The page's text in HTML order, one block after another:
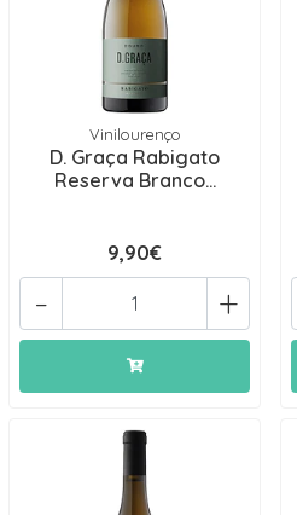
Vinilourenço
D. Graça Rabigato
Reserva Branco...
9,90€
+
-